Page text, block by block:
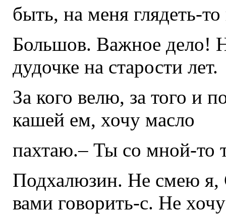
быть, на меня глядеть-то
Большов. Важное дело!
дудочке на старости лет.
За кого велю, за того и
кашей ем, хочу масло
пахтаю.– Ты со мной-то
Подхалюзин. Не смею
вами говорить-с. Не хочу